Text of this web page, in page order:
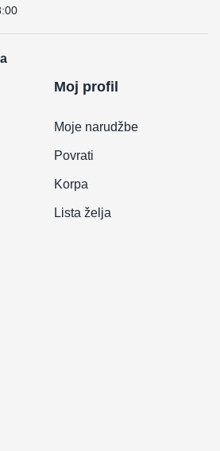
Moj profil
Moje narudžbe
Povrati
Korpa
Lista želja